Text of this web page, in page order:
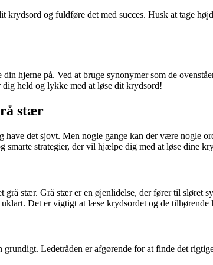
og fuldføre det med succes. Husk at tage
hjerne på. Ved at bruge synonymer som de
held og lykke med at løse dit krydsord!
stær
det sjovt. Men nogle gange kan der være nogle
strategier, der vil hjælpe dig med at løse dine
stær. Grå stær er en øjenlidelse, der fører til
Det er vigtigt at læse krydsordet og de
Ledetråden er afgørende for at finde det